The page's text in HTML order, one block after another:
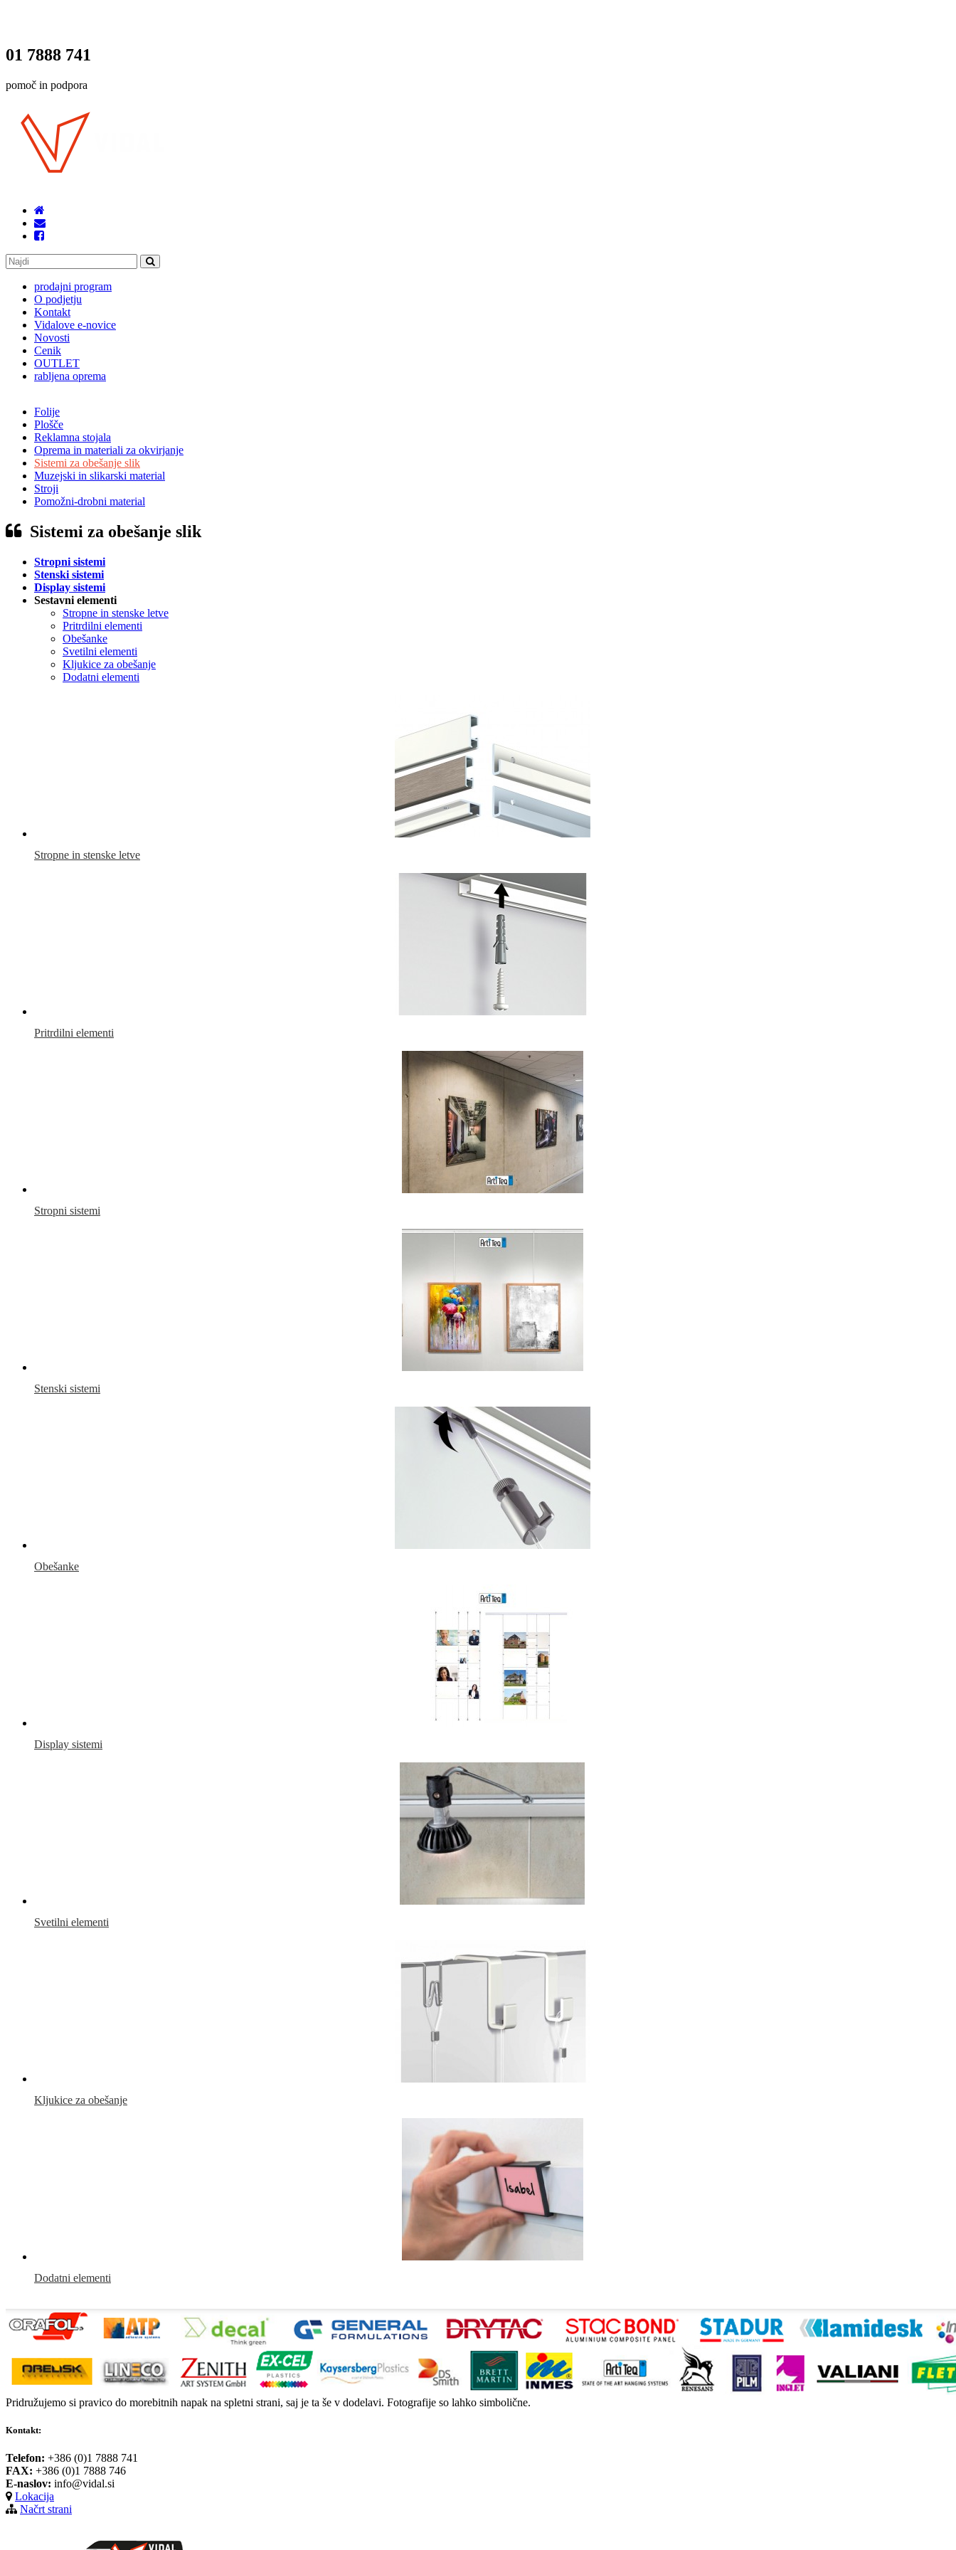
01 7888 741
pomoč in podpora
prodajni program
O podjetju
Kontakt
Vidalove e-novice
Novosti
Cenik
OUTLET
rabljena oprema
Folije
Plošče
Reklamna stojala
Oprema in materiali za okvirjanje
Sistemi za obešanje slik
Muzejski in slikarski material
Stroji
Pomožni-drobni material
Sistemi za obešanje slik
Stropni sistemi
Stenski sistemi
Display sistemi
Sestavni elementi
Stropne in stenske letve
Pritrdilni elementi
Obešanke
Svetilni elementi
Kljukice za obešanje
Dodatni elementi
Stropne in stenske letve
Pritrdilni elementi
Stropni sistemi
Stenski sistemi
Obešanke
Display sistemi
Svetilni elementi
Kljukice za obešanje
Dodatni elementi
Pridružujemo si pravico do morebitnih napak na spletni strani, saj je ta še v dodelavi. Fotografije so lahko simbolične.
Kontakt:
Telefon: +386 (0)1 7888 741
FAX: +386 (0)1 7888 746
E-naslov: info@vidal.si
Lokacija
Načrt strani